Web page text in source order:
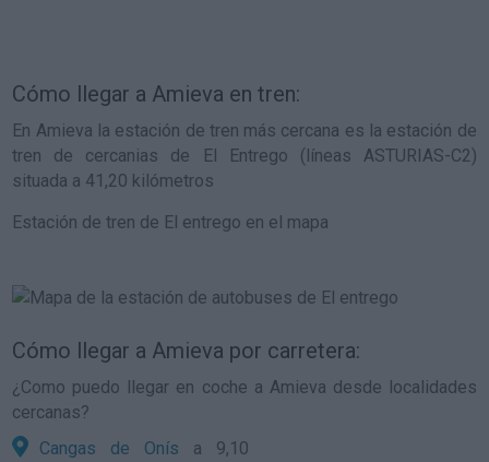
Cómo llegar a Amieva en tren:
En Amieva la estación de tren más cercana es la estación de
tren de cercanias de El Entrego (líneas ASTURIAS-C2)
situada a 41,20 kilómetros
Estación de tren de El entrego en el mapa
Cómo llegar a Amieva por carretera:
¿Como puedo llegar en coche a Amieva desde localidades
cercanas?
Cangas de Onís a 9,10